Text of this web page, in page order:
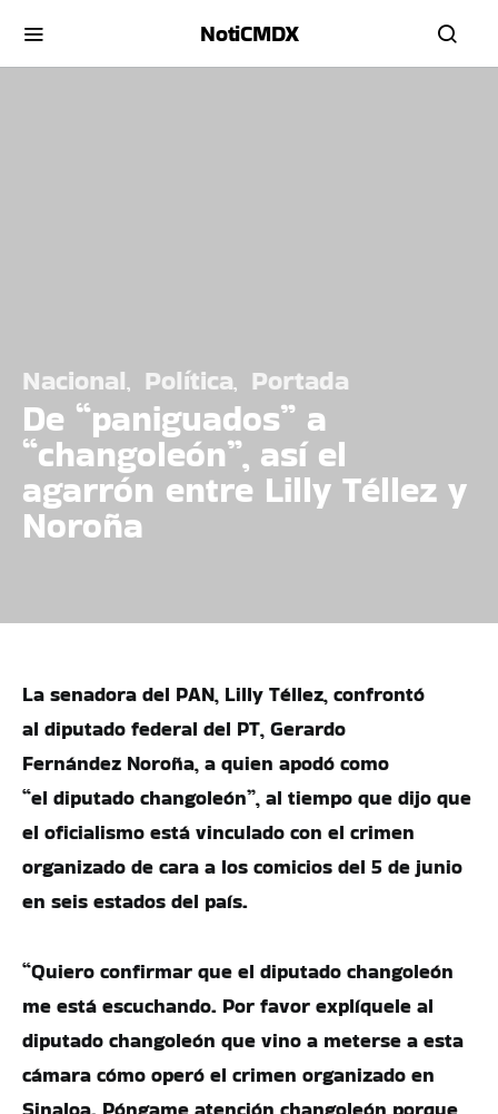
NotiCMDX
Nacional Política Portada
De “paniguados” a
“changoleón”, así el
agarrón entre Lilly Téllez y
Noroña
La senadora del PAN, Lilly Téllez, confrontó
al diputado federal del PT, Gerardo
Fernández Noroña, a quien apodó como
“el diputado changoleón”, al tiempo que dijo que
el oficialismo está vinculado con el crimen
organizado de cara a los comicios del 5 de junio
en seis estados del país.
“Quiero confirmar que el diputado changoleón
me está escuchando. Por favor explíquele al
diputado changoleón que vino a meterse a esta
cámara cómo operó el crimen organizado en